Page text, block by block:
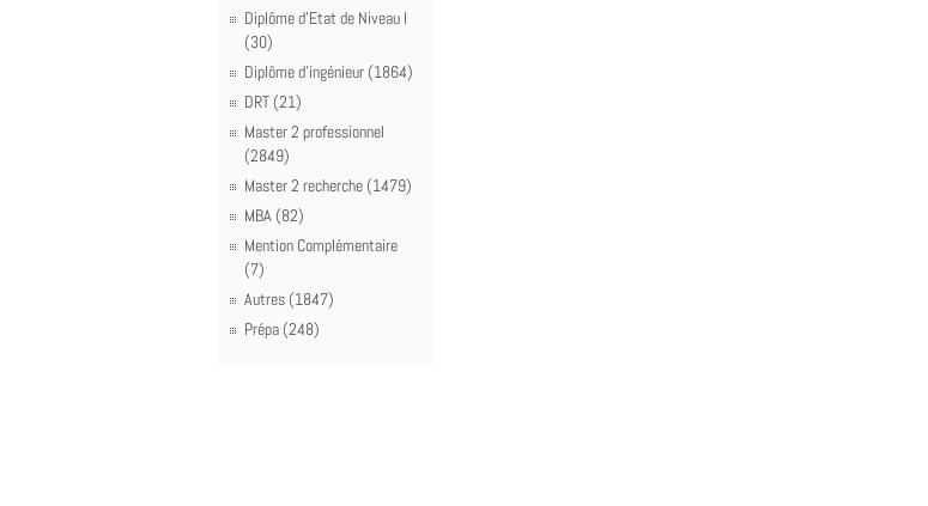
Diplôme d'Etat de Niveau I
(30)
Diplôme d'ingénieur (1864)
DRT (21)
Master 2 professionnel
(2849)
Master 2 recherche (1479)
MBA (82)
Mention Complémentaire
(7)
Autres (1847)
Prépa (248)